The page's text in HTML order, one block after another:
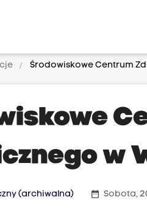
Środowiskowe Centrum
w
(archiwalna) date_range Sobota,